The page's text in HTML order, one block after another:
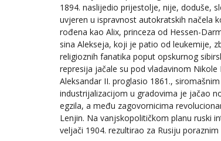
1894. naslijedio prijestolje, nije, doduše,
uvjeren u ispravnost autokratskih načela
rođena kao Alix, princeza od Hessen-
sina Alekseja, koji je patio od leukemije,
religioznih fanatika poput opskurnog
represija jačale su pod vladavinom
Aleksandar II. proglasio 1861.,
industrijalizacijom u gradovima je jačao
egzila, a među zagovornicima
Lenjin. Na vanjskopolitičkom planu ruski
veljači 1904. rezultirao za Rusiju